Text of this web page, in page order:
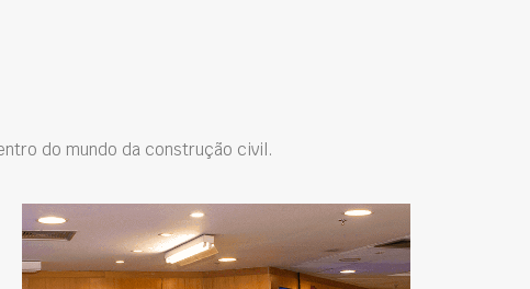
do mundo da construção civil.